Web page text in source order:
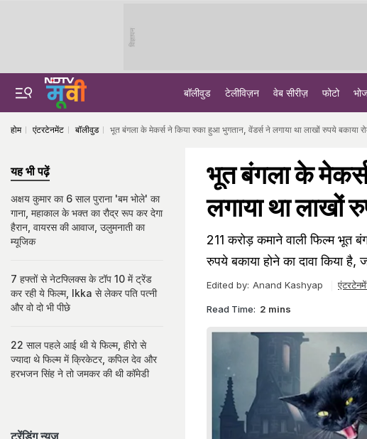
विज्ञापन
बॉलीवुड टेलीविज़न वेब सीरीज़ फोटो
होम एंटरटेनमेंट बॉलीवुड भूत बंगला के मेकर्स ने किया रुका हुआ भुगतान, वेंडर्स ने लगाया था लाखों रुपये बकाया
भूत बंगला के
लगाया था लाखों
211 करोड़ कमाने वाली फिल्म भूत
रुपये बकाया होने का दावा किया है,
Edited by: Anand Kashyap
Read Time: 2 mins
यह भी पढ़ें
अक्षय कुमार का 6 साल पुराना 'बम भोले' का
गाना, महाकाल के भक्त का रौद्र रूप कर देगा
हैरान, वायरस की आवाज, उलुमनाती का
म्यूजिक
7 हफ्तों से नेटफ्लिक्स के टॉप 10 में ट्रेंड
कर रही ये फिल्म, Ikka से लेकर पति पत्नी
और वो दो भी पीछे
22 साल पहले आई थी ये फिल्म, हीरो से
ज्यादा थे फिल्म में क्रिकेटर, कपिल देव और
हरभजन सिंह ने तो जमकर की थी कॉमेडी
ट्रेंडिंग न्यूज़